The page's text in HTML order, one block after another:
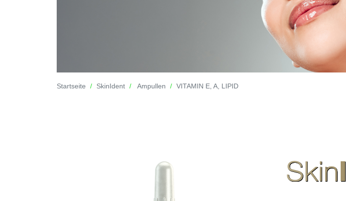
Startseite SkinIdent Ampullen VITAMIN E, A, LIPID